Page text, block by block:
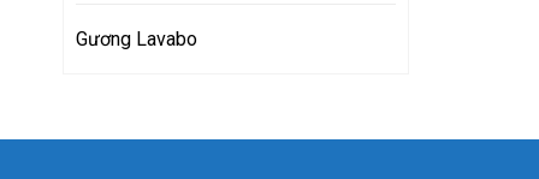
Gương Lavabo